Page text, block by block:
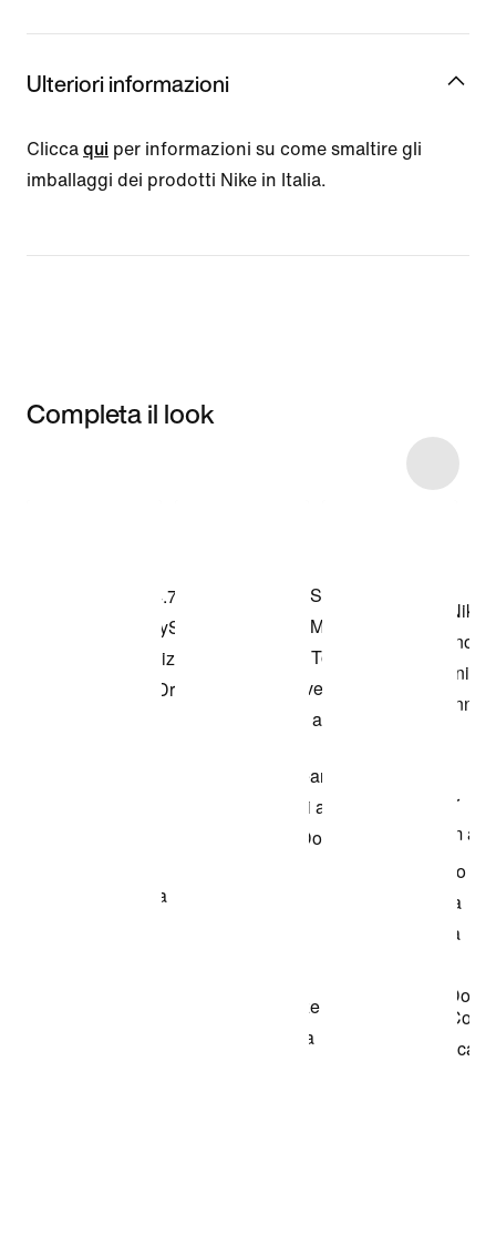
Ulteriori informazioni
Clicca qui per informazioni su come smaltire gli
imballaggi dei prodotti Nike in Italia.
Completa il look